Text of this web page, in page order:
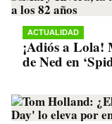
ACTUALIDAD
¡Adiós a Lola!
de Ned en